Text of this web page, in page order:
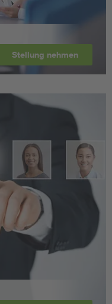
Stellung nehmen